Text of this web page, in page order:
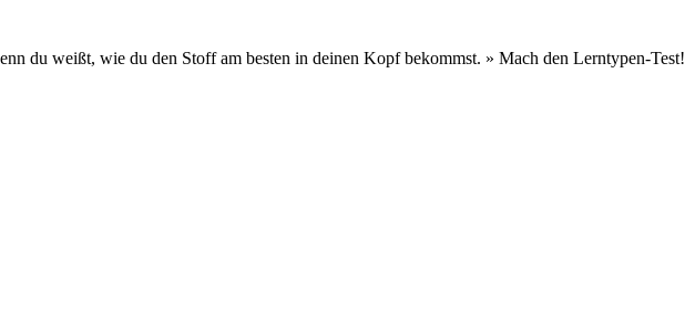
du weißt, wie du den Stoff am besten in deinen Kopf bekommst. » Mach den Lerntypen-Test!